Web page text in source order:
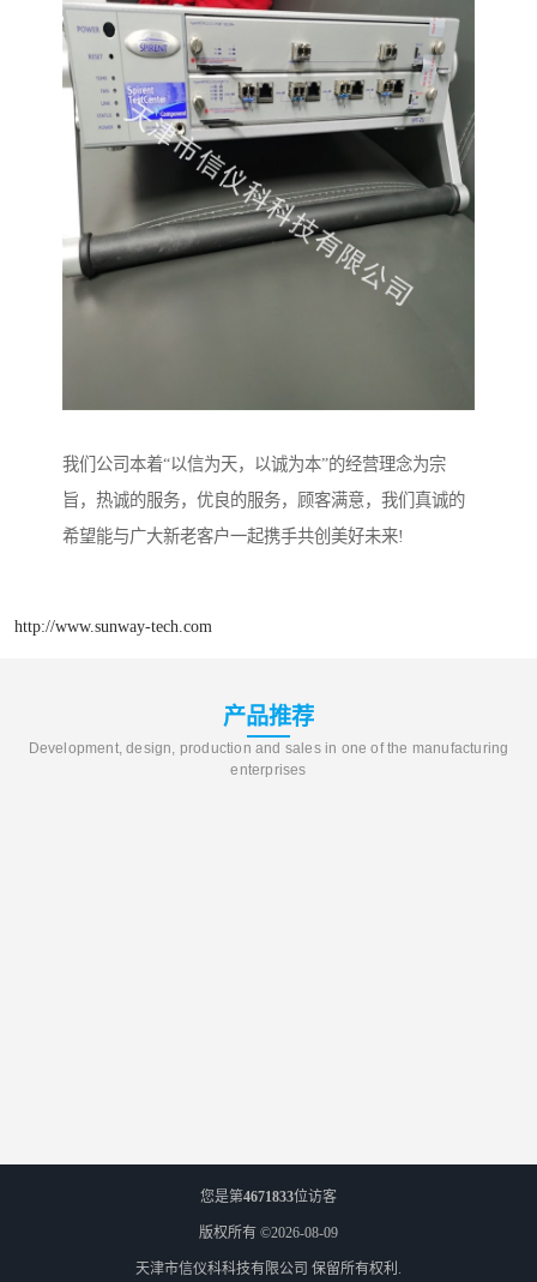
我们公司本着“以信为天，以诚为本”的经营理念为宗
旨，热诚的服务，优良的服务，顾客满意，我们真诚的
希望能与广大新老客户一起携手共创美好未来!
http://www.sunway-tech.com
产品推荐
Development, design, production and sales in one of the manufacturing
enterprises
您是第4671833位访客
版权所有 ©2026-08-09
天津市信仪科科技有限公司 保留所有权利.